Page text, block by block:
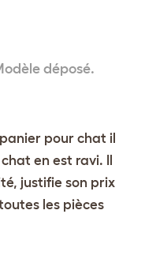
déposé.
pour chat il
en est ravi. Il
justifie son prix
les pièces